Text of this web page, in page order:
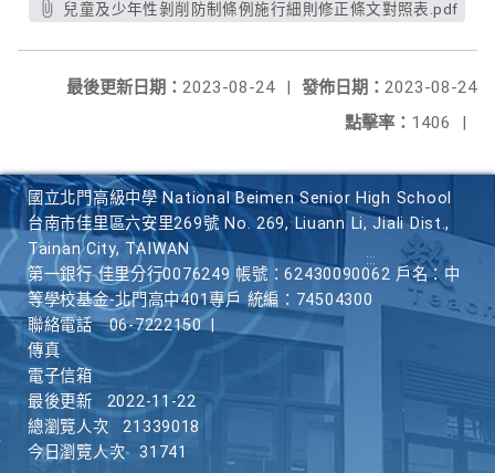
兒童及少年性剝削防制條例施行細則修正條文對照表.pdf
發佈日期： 2023-08-24
最後更新日期： 2023-08-24
|
點擊率： 1406 |
國立北門高級中學 National Beimen Senior High School
台南市佳里區六安里269號 No. 269, Liuann Li, Jiali Dist.,
Tainan City, TAIWAN
第一銀行 佳里分行0076249 帳號：62430090062 戶名：中
等學校基金-北門高中401專戶 統編：74504300
聯絡電話
06-7222150
傳真
電子信箱
最後更新
2022-11-22
總瀏覽人次
21339018
今日瀏覽人次
31741